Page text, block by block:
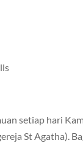
setiap hari
St Agatha).